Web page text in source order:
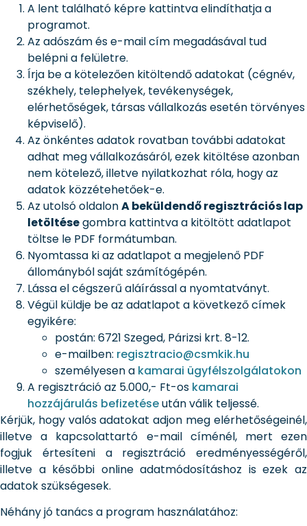
A lent található képre kattintva elindíthatja a
programot.
Az adószám és e-mail cím megadásával tud
belépni a felületre.
Írja be a kötelezően kitöltendő adatokat (cégnév,
székhely, telephelyek, tevékenységek,
elérhetőségek, társas vállalkozás esetén törvényes
képviselő).
Az önkéntes adatok rovatban további adatokat
adhat meg vállalkozásáról, ezek kitöltése azonban
nem kötelező, illetve nyilatkozhat róla, hogy az
adatok közzétehetőek-e.
Az utolsó oldalonA beküldendő regisztrációs lap
letöltésegombra kattintva a kitöltött adatlapot
töltse le PDF formátumban.
Nyomtassa ki az adatlapot a megjelenő PDF
állományból saját számítógépén.
Lássa el cégszerű aláírással a nyomtatványt.
Végül küldje be az adatlapot a következő címek
egyikére:
postán: 6721 Szeged, Párizsi krt. 8-12.
e-mailben: regisztracio@csmkik.hu
személyesen a kamarai ügyfélszolgálatokon
A regisztráció az 5.000,- Ft-os kamarai
hozzájárulás befizetéseután válik teljessé.
Kérjük, hogy valós adatokat adjon meg elérhetőségeinél,
illetve a kapcsolattartó e-mail címénél, mert ezen
fogjuk értesíteni a regisztráció eredményességéről,
illetve a későbbi online adatmódosításhoz is ezek az
adatok szükségesek.
Néhány jó tanács a program használatához: